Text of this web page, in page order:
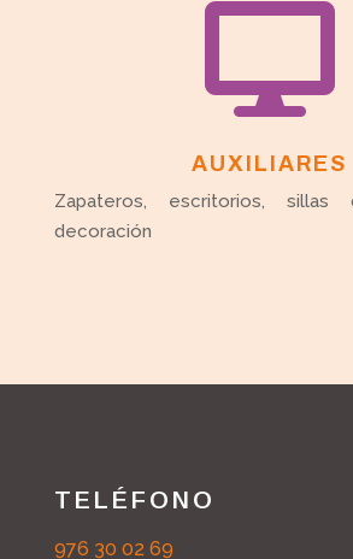

AUXILIARES
Zapateros, escritorios, sillas
decoración
TELÉFONO
976 30 02 69